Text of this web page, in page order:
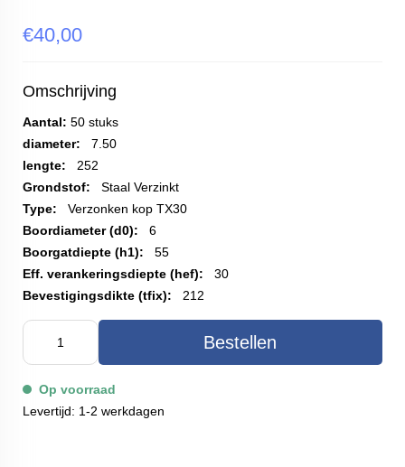
€40,00
Omschrijving
Aantal: 50 stuks
diameter:
7.50
lengte: 252
Grondstof: Staal Verzinkt
Type: Verzonken kop TX30
Boordiameter (d0): 6
Boorgatdiepte (h1): 55
Eff. verankeringsdiepte (hef): 30
Bevestigingsdikte (tfix): 212
Bestellen
Op voorraad
Levertijd: 1-2 werkdagen